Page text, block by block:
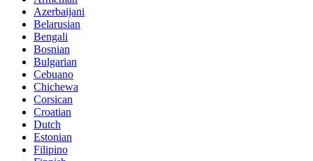
Azerbaijani
Belarusian
Bengali
Bosnian
Bulgarian
Cebuano
Chichewa
Corsican
Croatian
Dutch
Estonian
Filipino